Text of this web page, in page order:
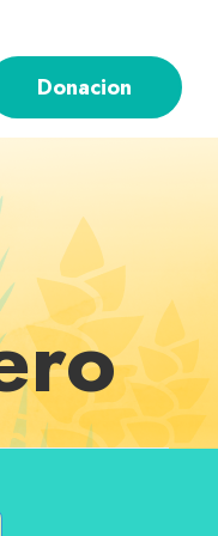
Donacion